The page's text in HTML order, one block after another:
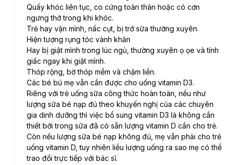
Quấy khóc liên tục, co cứng toàn thân hoặc có cơn
ngưng thở trong khi khóc.
Trẻ hay vặn mình, nấc cụt, bị trớ sữa thường xuyên.
Hiện tượng rụng tóc vành khăn
Hay bị giật mình trong lúc ngủ, thường xuyên ọ ọe và tính
giấc ngay khi giật mình.
Thóp rộng, bờ thóp mềm và chậm liền.
Các bé bú mẹ vẫn cần được cho uống vitamin D3.
Riêng với trẻ uống sữa công thức hoàn toàn, nếu như
lượng sữa bé nạp đủ theo khuyến nghị của các chuyên
gia dinh dưỡng thì việc bổ sung vitamin D3 là không cần
thiết bởi trong sữa đã có sẵn lượng vitamin D cần cho trẻ.
Còn nếu lượng sữa bé nạp không đủ, mẹ vẫn phải cho trẻ
uống vitamin D, tuy nhiên liều lượng uống ra sao mẹ có thể
trao đổi trực tiếp với bác sĩ.